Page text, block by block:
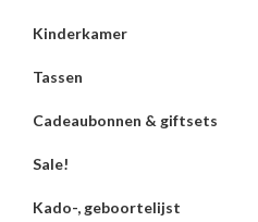
Kinderkamer
Tassen
Cadeaubonnen & giftsets
Sale!
Kado-, geboortelijst